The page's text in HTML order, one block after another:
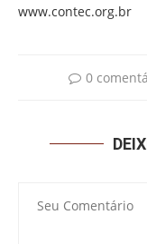
www.contec.org.br
0